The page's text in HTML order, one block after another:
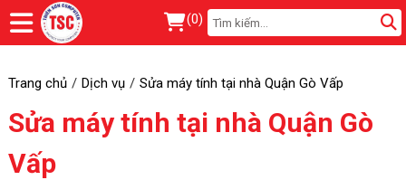
(0)
Trang chủ Dịch vụ Sửa máy tính tại nhà Quận Gò Vấp
Sửa máy tính tại nhà Quận Gò
Vấp